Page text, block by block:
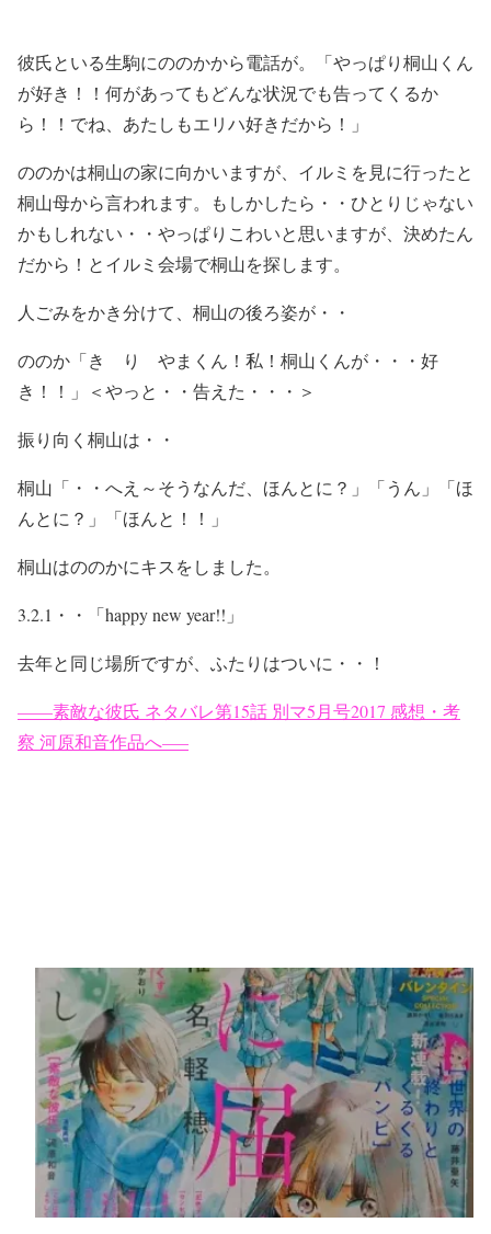
彼氏といる生駒にののかから電話が。「やっぱり桐山くん
が好き！！何があってもどんな状況でも告ってくるか
ら！！でね、あたしもエリハ好きだから！」
ののかは桐山の家に向かいますが、イルミを見に行ったと
桐山母から言われます。もしかしたら・・ひとりじゃない
かもしれない・・やっぱりこわいと思いますが、決めたん
だから！とイルミ会場で桐山を探します。
人ごみをかき分けて、桐山の後ろ姿が・・
ののか「き り やまくん！私！桐山くんが・・・好
き！！」＜やっと・・告えた・・・＞
振り向く桐山は・・
桐山「・・へえ～そうなんだ、ほんとに？」「うん」「ほ
んとに？」「ほんと！！」
桐山はののかにキスをしました。
3.2.1・・「happy new year!!」
去年と同じ場所ですが、ふたりはついに・・！
——素敵な彼氏 ネタバレ第15話 別マ5月号2017 感想・考
察 河原和音作品へ—–